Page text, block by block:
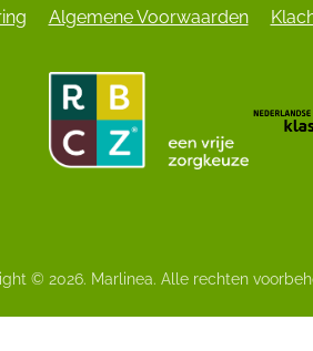
Algemene Voorwaarden
© 2026. Marlinea. Alle rechten